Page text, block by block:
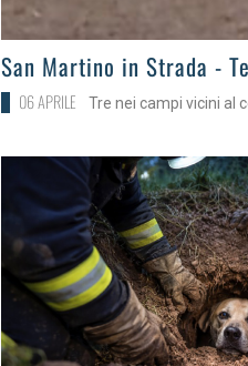
>
San Martino in Strada -
06 APRILE Tre nei campi vicini al